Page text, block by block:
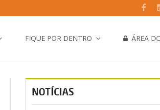
FIQUE POR DENTRO ÁREA
NOTÍCIAS